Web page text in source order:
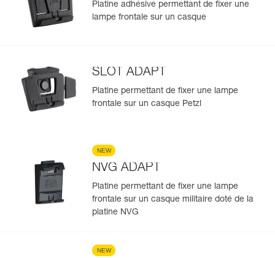
Platine adhésive permettant de fixer une
lampe frontale sur un casque
SLOT ADAPT
Platine permettant de fixer une lampe
frontale sur un casque Petzl
NEW
NVG ADAPT
Platine permettant de fixer une lampe
frontale sur un casque militaire doté de la
platine NVG
NEW